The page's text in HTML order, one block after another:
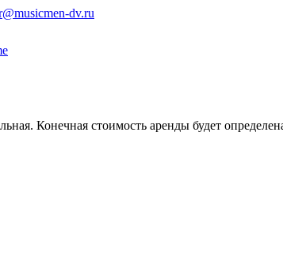
dv.ru
Конечная стоимость аренды будет